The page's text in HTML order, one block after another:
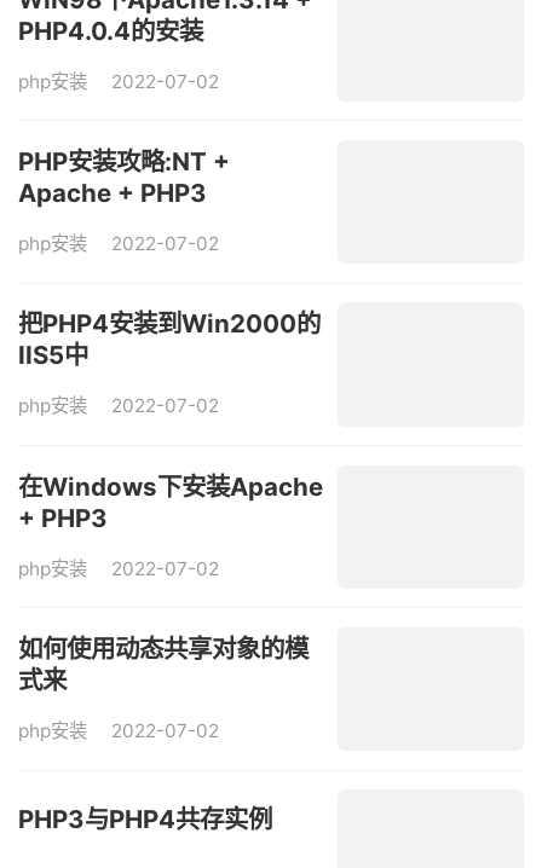
PHP4.0.4的安装
php安装 2022-07-02
PHP安装攻略:NT +
Apache + PHP3
php安装 2022-07-02
把PHP4安装到Win2000的
IIS5中
php安装 2022-07-02
在Windows下安装Apache
+ PHP3
php安装 2022-07-02
如何使用动态共享对象的模
式来
php安装 2022-07-02
PHP3与PHP4共存实例